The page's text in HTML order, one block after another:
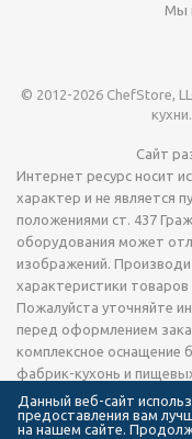
Мы
© 2012-2026 ChefStore,
Сайт
Интернет ресурс носит
характер и не является
положениями ст. 437
оборудования может
изображений.
характеристики
Пожалуйста уточняйте
перед оформлением
комплексное оснащение
фабрик-кухонь и
технологического
электромеханического
Данный веб-сайт
предоставления вам
на нашем сайте.